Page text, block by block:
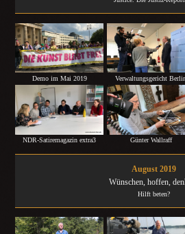
Demo im Mai 2019 Verwaltungsgericht
NDR-Satiremagazin extra3 Günter Wallraff
August 2019
Wünschen, hoffen,
Hilft beten?